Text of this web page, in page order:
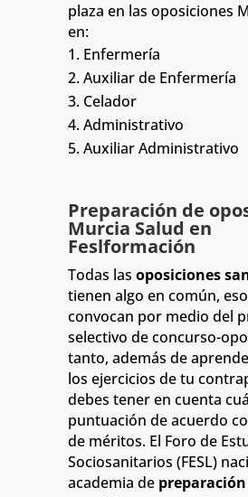
plaza en las oposiciones
en:
Enfermería
Auxiliar de Enfermería
Celador
Administrativo
Auxiliar Administrativo
Preparación de
Murcia Salud en
Feslformación
Todas las oposiciones
tienen algo en común,
convocan por medio del
selectivo de concurso-
tanto, además de
los ejercicios de tu
debes tener en cuenta
puntuación de acuerdo
de méritos. El Foro de
Sociosanitarios (FESL)
academia de